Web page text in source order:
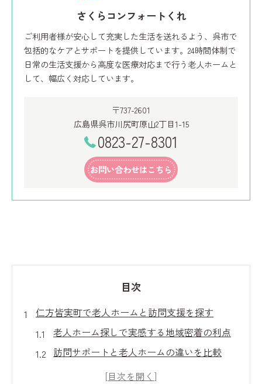
さくらコンフォートくれ
ご利用者様が安心して充実した生活を送れるよう、呉市で
包括的なケアとサポートを提供しています。24時間体制で
日常の生活支援から高度な医療対応まで行う老人ホームと
して、幅広く対応しています。
〒737-2601
広島県呉市川尻町原山2丁目1-15
0823-27-8301
お問い合わせはこちら
目次
仁方皆実町で老人ホームと訪問支援を探す
老人ホーム探しで実感する地域密着の利点
訪問サポートと老人ホームの違いを比較
老人ホーム選びに役立つ最新情報の集め方